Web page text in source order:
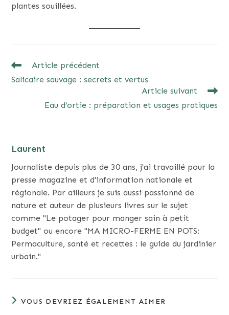
plantes souillées.
READ
ARTICLES
Article précédent
Salicaire sauvage : secrets et vertus
Article suivant
Eau d’ortie : préparation et usages pratiques
Laurent
Journaliste depuis plus de 30 ans, j'ai travaillé pour la
presse magazine et d'information nationale et
régionale. Par ailleurs je suis aussi passionné de
nature et auteur de plusieurs livres sur le sujet
comme "Le potager pour manger sain à petit
budget" ou encore "MA MICRO-FERME EN POTS:
Permaculture, santé et recettes : le guide du jardinier
urbain."
VOUS DEVRIEZ ÉGALEMENT AIMER